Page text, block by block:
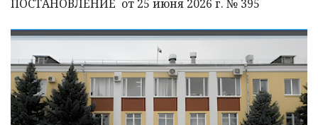
ПОСТАНОВЛЕНИЕ от 25 июня 2026 г. № 395